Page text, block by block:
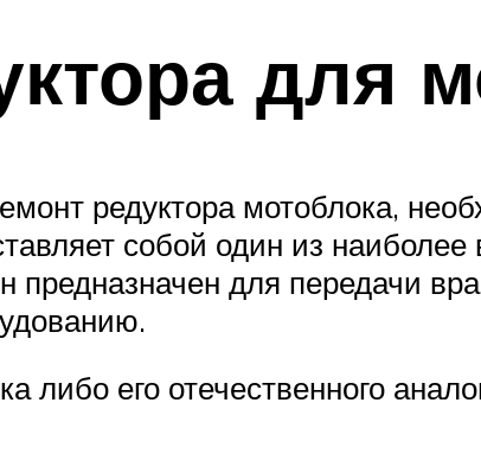
для
редуктора мотоблока,
собой один из
предназначен для передачи
либо его отечественного